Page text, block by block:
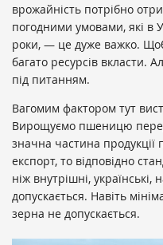
врожайність потрібно
погодними умовами, які в
роки, — це дуже важко.
багато ресурсів вкласти.
під питанням.
Вагомим фактором тут
Вирощуємо пшеницю
значна частина продукції
експорт, то відповідно
ніж внутрішні, українські,
допускається. Навіть
зерна не допускається.